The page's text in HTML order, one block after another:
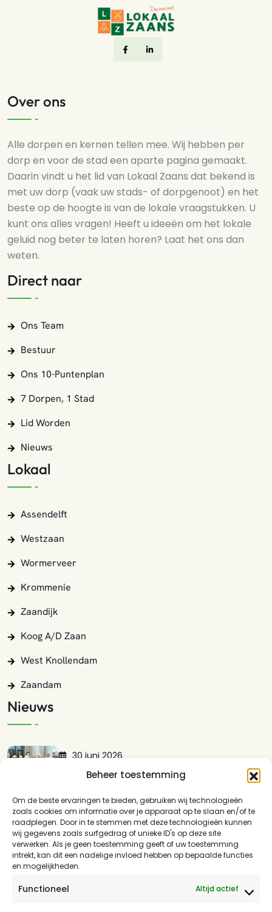
Beheer toestemming
Om de beste ervaringen te bieden, gebruiken wij technologieën
zoals cookies om informatie over je apparaat op te slaan en/of te
raadplegen. Door in te stemmen met deze technologieën kunnen
wij gegevens zoals surfgedrag of unieke ID's op deze site
verwerken. Als je geen toestemming geeft of uw toestemming
intrekt, kan dit een nadelige invloed hebben op bepaalde functies
en mogelijkheden.
Functioneel Altijd actief
Over ons
Alle dorpen en kernen tellen mee. Wij hebben per
dorp en voor de stad een aparte pagina gemaakt.
Daarin vindt u het lid van Lokaal Zaans dat bekend is
met uw dorp (vaak uw stads- of dorpgenoot) en het
beste op de hoogte is van de lokale vraagstukken. U
kunt ons alles vragen! Heeft u ideeën om het lokale
geluid nog beter te laten horen? Laat het ons dan
weten.
Direct naar
Ons Team
Bestuur
Ons 10-Puntenplan
7 Dorpen, 1 Stad
Lid Worden
Nieuws
Lokaal
Assendelft
Westzaan
Wormerveer
Krommenie
Zaandijk
Koog A/d Zaan
West Knollendam
Zaandam
Nieuws
30 juni 2026
Lokaal Zaans Presenteert Met Trots:…
17 mei 2026
Guisweg En Het Spoor: Waarom…
LEES MEER